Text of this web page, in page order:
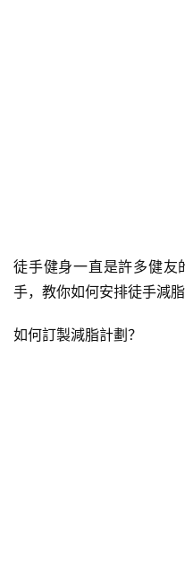
徒手健身一直是許多健友
手，教你如何安排徒手減
如何訂製減脂計劃？